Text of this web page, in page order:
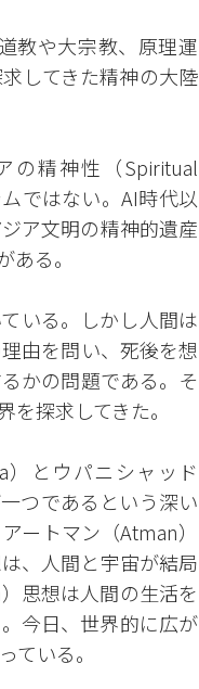
教や大宗教、原理運
してきた精神の大陸
の精神性（Spiritual
ではない。AI時代以
ア文明の精神的遺産
る。
いる。しかし人間は
由を問い、死後を想
かの問題である。そ
探求してきた。
とウパニシャッド
つであるという深い
ートマン（Atman）
、人間と宇宙が結局
思想は人間の生活を
今日、世界的に広が
ている。